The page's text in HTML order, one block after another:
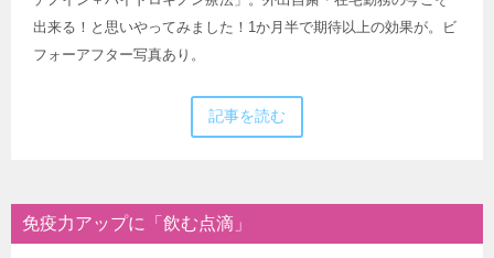
出来る！と思いやってみました！1か月半で期待以上の効果が。ビ
フォーアフター写真あり。
記事を読む
免疫力アップに「飲む点滴」